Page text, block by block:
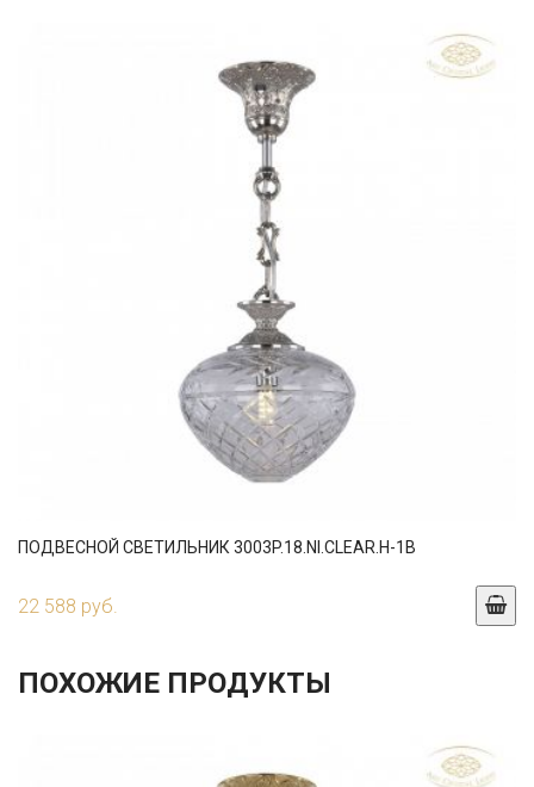
ПОДВЕСНОЙ СВЕТИЛЬНИК 3003P.18.NI.CLEAR.H-1B
22 588 руб.
ПОХОЖИЕ ПРОДУКТЫ